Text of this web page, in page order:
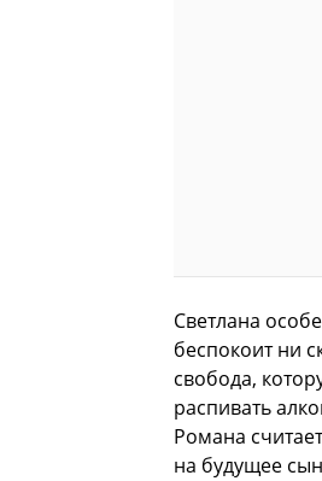
Светлана
беспокоит ни
свобода,
распивать
Романа
на будущее